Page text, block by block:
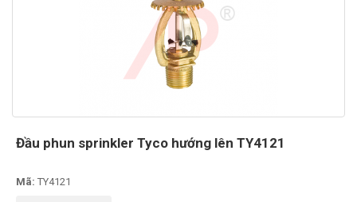
Đầu phun sprinkler Tyco hướng lên TY4121
Mã: TY4121